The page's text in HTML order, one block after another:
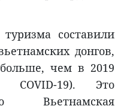
составили
донгов,
чем в 2019
19). Это
Вьетнамская